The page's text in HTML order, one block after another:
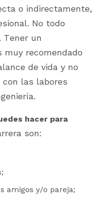
o indirectamente,
No todo
Tener un
muy recomendado
de vida y no
con las labores
hacer para
son:
amigos y/o pareja;